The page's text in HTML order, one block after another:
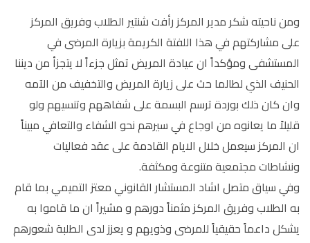
ومن ناحيته شكر مدير المركز رأفت شنتير الطلاب وفريق المركز
على مشاركتهم في هذا اللفتة الكريمة بزيارة المرضى في
المستشفى ومؤكداً ان عيادة المريض تمثل جزءاً لا يتجزأ من ديننا
الحنيف الذي لطالما حث على زيارة المريض والتخفيف من الآمه
وان كان ذلك بوردة ترسم البسمة على شفاههم وتنسيهم ولو
قليلاً ما يعانوه من اوجاع في سيرهم نحو الشفاء والتعافي مبيناً
ان المركز سيعمل خلال الايام القادمة على عقد فعاليات
ونشاطات مجتمعية متنوعة ومكثفة.
وفي سياق متصل اشاد المستشار القانوني معتز التميمي بما قام
به الطلاب وفريق المركز مثمناً دورهم و مشيراً ان ما قاموا به
يشكل داعماً حقيقياً للمرضى وذويهم و يعزز لدى الطلبة شعورهم